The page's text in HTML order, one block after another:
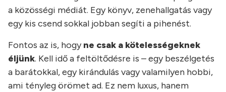
a közösségi médiát. Egy könyv, zenehallgatás vagy
egy kis csend sokkal jobban segíti a pihenést.
Fontos az is, hogyne csak a kötelességeknek
éljünk. Kell idő a feltöltődésre is – egy beszélgetés
a barátokkal, egy kirándulás vagy valamilyen hobbi,
ami tényleg örömet ad. Ez nem luxus, hanem